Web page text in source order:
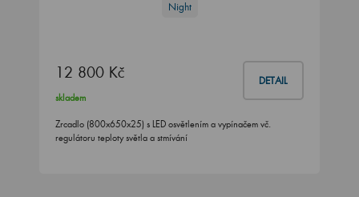
Night
12 800 Kč DETAIL
skladem
Zrcadlo (800x650x25) s LED osvětlením a vypínačem vč.
regulátoru teploty světla a stmívání